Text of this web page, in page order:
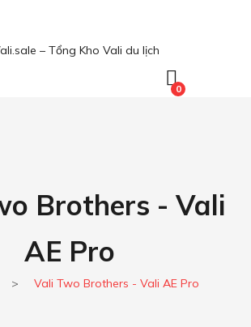
0
Brothers - Vali
AE Pro
> Vali Two Brothers - Vali AE Pro